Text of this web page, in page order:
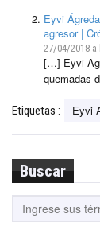
Eyvi
agresor |
27/04/2018 a
[…] Eyvi
quemadas
Etiquetas : Eyvi
Buscar